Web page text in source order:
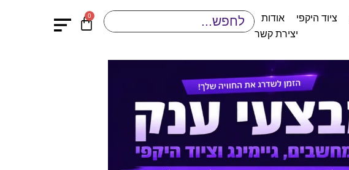
ציוד היקפי
אודות
יצירת קשר
0